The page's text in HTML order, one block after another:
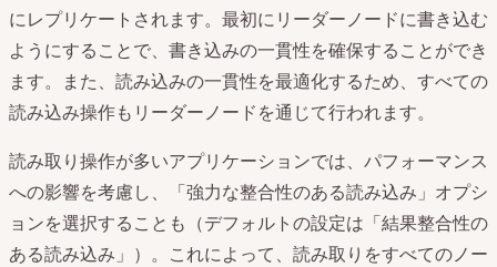
にレプリケートされます。最初にリーダーノードに書き込む
ようにすることで、書き込みの一貫性を確保することができ
ます。また、読み込みの一貫性を最適化するため、すべての
読み込み操作もリーダーノードを通じて行われます。
読み取り操作が多いアプリケーションでは、パフォーマンス
への影響を考慮し、「強力な整合性のある読み込み」オプシ
ョンを選択することも（デフォルトの設定は「結果整合性の
ある読み込み」）。これによって、読み取りをすべてのノー